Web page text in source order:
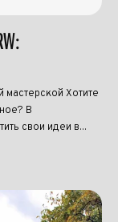
Хотите
В
свои идеи в...